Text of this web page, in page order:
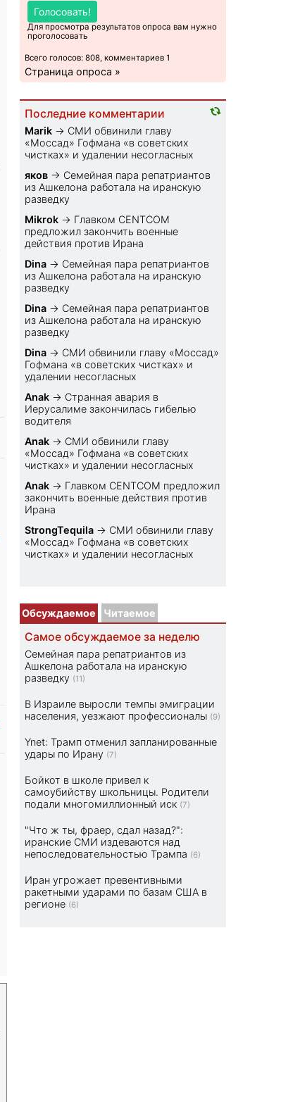
Голосовать!
Для просмотра результатов опроса вам нужно
проголосовать
Всего голосов: 808, комментариев 1
Страница опроса »
Последние комментарии
Marik → СМИ обвинили главу
«Моссад» Гофмана «в советских
чистках» и удалении несогласных
яков → Семейная пара репатриантов
из Ашкелона работала на иранскую
разведку
Mikrok → Главком CENTCOM
предложил закончить военные
действия против Ирана
Dina → Семейная пара репатриантов
из Ашкелона работала на иранскую
разведку
Dina → Семейная пара репатриантов
из Ашкелона работала на иранскую
разведку
Dina → СМИ обвинили главу «Моссад»
Гофмана «в советских чистках» и
удалении несогласных
Anak → Странная авария в
Иерусалиме закончилась гибелью
водителя
Anak → СМИ обвинили главу
«Моссад» Гофмана «в советских
чистках» и удалении несогласных
Anak → Главком CENTCOM предложил
закончить военные действия против
Ирана
StrongTequila → СМИ обвинили главу
«Моссад» Гофмана «в советских
чистках» и удалении несогласных
Обсуждаемое Читаемое
Самое обсуждаемое за неделю
Семейная пара репатриантов из
Ашкелона работала на иранскую
разведку (11)
В Израиле выросли темпы эмиграции
населения, уезжают профессионалы (9)
Ynet: Трамп отменил запланированные
удары по Ирану (7)
Бойкот в школе привел к
самоубийству школьницы. Родители
подали многомиллионный иск (7)
"Что ж ты, фраер, сдал назад?":
иранские СМИ издеваются над
непоследовательностью Трампа (6)
Иран угрожает превентивными
ракетными ударами по базам США в
регионе (6)